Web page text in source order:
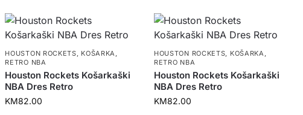
HOUSTON ROCKETS, KOŠARKA,
RETRO NBA
Houston Rockets Košarkaški
NBA Dres Retro
KM82.00
HOUSTON ROCKETS, KOŠARKA,
RETRO NBA
Houston Rockets Košarkaški
NBA Dres Retro
KM82.00